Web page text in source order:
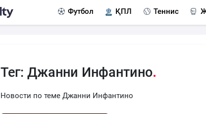
Футбол ҚПЛ Теннис
Тег: Джанни Инфантино
Новости по теме Джанни Инфантино